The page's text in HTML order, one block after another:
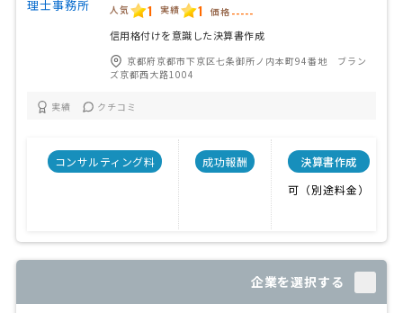
人気 1 実績 1 価格 -----
信用格付けを意識した決算書作成
京都府京都市下京区七条御所ノ内本町94番地 ブラン
ズ京都西大路1004
実績 クチコミ
コンサルティング料 成功報酬
決算書作成
可（別途料金）
企業を選択する